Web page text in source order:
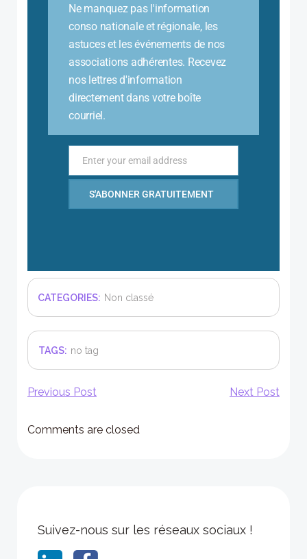
Ne manquez pas l'information
conso nationale et régionale, les
astuces et les événements de nos
associations adhérentes. Recevez
nos lettres d'information
directement dans votre boîte
courriel.
Email
Enter your email address
S'ABONNER GRATUITEMENT
CATEGORIES: Non classé
TAGS: no tag
Post
navigation
Previous Post Next Post
Comments are closed
Suivez-nous sur les réseaux sociaux !